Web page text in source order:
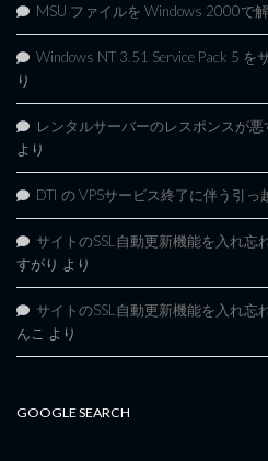
MSU ファイルを Windows 2000で
Windows NT 3.51 Service Pack 5 を
り
レンタルサーバーのレスポンスが
より
DTI の VPSサービス終了に伴う引っ
サイトのSSL自動更新機能を入れ忘
すがり より
サイトのSSL自動更新機能を入れ忘
んこ より
GOOGLE SEARCH